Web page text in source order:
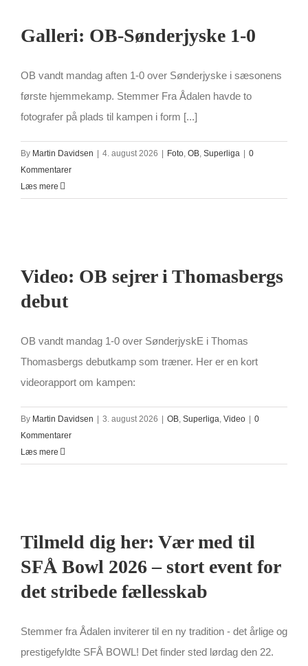
Galleri: OB-Sønderjyske 1-0
OB vandt mandag aften 1-0 over Sønderjyske i sæsonens
første hjemmekamp. Stemmer Fra Ådalen havde to
fotografer på plads til kampen i form [...]
By Martin Davidsen 4. august 2026 Foto, OB, Superliga
0
Kommentarer
Læs mere
Video: OB sejrer i Thomasbergs
debut
OB vandt mandag 1-0 over SønderjyskE i Thomas
Thomasbergs debutkamp som træner. Her er en kort
videorapport om kampen:
By Martin Davidsen 3. august 2026 OB, Superliga, Video
0
Kommentarer
Læs mere
Tilmeld dig her: Vær med til
SFÅ Bowl 2026 – stort event for
det stribede fællesskab
Stemmer fra Ådalen inviterer til en ny tradition - det årlige og
prestigefyldte SFÅ BOWL! Det finder sted lørdag den 22.